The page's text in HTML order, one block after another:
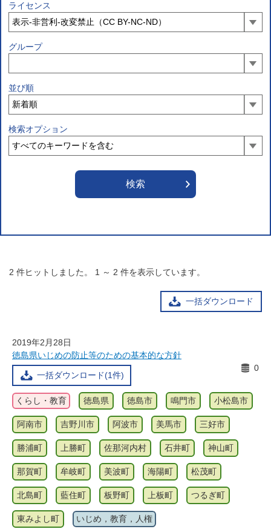
ライセンス
グループ
並び順
検索オプション
2 件ヒットしました。 1 ～ 2 件を表示しています。
一括ダウンロード
2019年2月28日
徳島県いじめの防止等のための基本的な方針
一括ダウンロード(1件)
0
くらし・教育 徳島県 徳島市 鳴門市 小松島市
阿南市 吉野川市 阿波市 美馬市 三好市
勝浦町 上勝町 佐那河内村 石井町 神山町
那賀町 牟岐町 美波町 海陽町 松茂町
北島町 藍住町 板野町 上板町 つるぎ町
東みよし町 いじめ，教育，人権